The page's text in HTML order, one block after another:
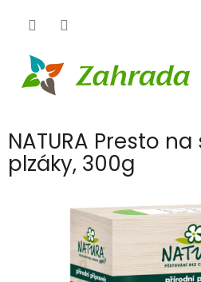
NATURA Presto
plzáky, 300g